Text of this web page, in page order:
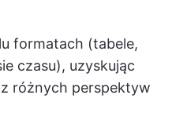
formatach (tabele,
czasu), uzyskując
różnych perspektyw